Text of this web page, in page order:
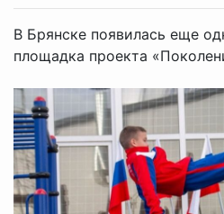
В Брянске появилась еще
площадка проекта